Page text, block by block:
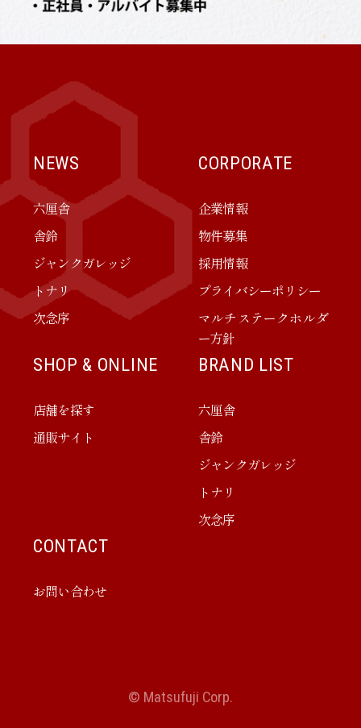
NEWS
六厘舎
舎鈴
ジャンクガレッジ
トナリ
次念序
CORPORATE
企業情報
物件募集
採用情報
プライバシーポリシー
マルチステークホルダ
ー方針
SHOP & ONLINE
店舗を探す
通販サイト
BRAND LIST
六厘舎
舎鈴
ジャンクガレッジ
トナリ
次念序
CONTACT
お問い合わせ
© Matsufuji Corp.